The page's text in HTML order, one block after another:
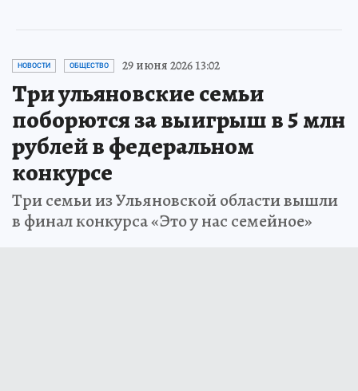
НОВОСТИ ОБЩЕСТВО 29 июня 2026 13:02
Три ульяновские семьи
поборются за выигрыш в 5 млн
рублей в федеральном
конкурсе
Три семьи из Ульяновской области вышли
в финал конкурса «Это у нас семейное»